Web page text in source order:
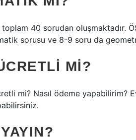
40 sorudan oluşmaktadır.
sorusu ve 8-9 soru da geometri
MI?
mi? Nasıl ödeme yapabilirim?